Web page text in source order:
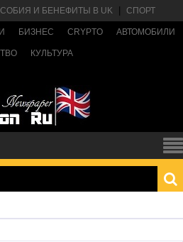
И БЕНЕФИТЫ В UK СПОРТ
БИЗНЕС CRYPTO АВТОМОБИЛИ
КУЛЬТУРА